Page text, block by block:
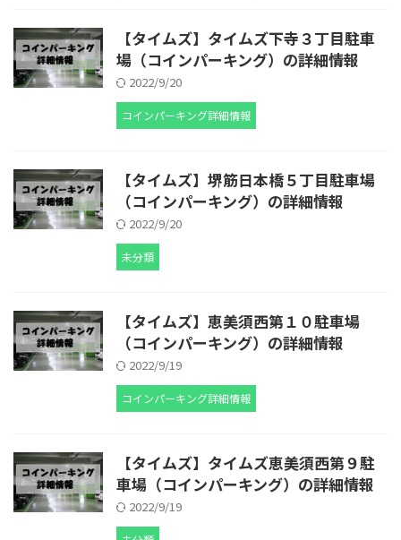
【タイムズ】タイムズ下寺３丁目駐車
場（コインパーキング）の詳細情報
2022/9/20
コインパーキング詳細情報
【タイムズ】堺筋日本橋５丁目駐車場
（コインパーキング）の詳細情報
2022/9/20
未分類
【タイムズ】恵美須西第１０駐車場
（コインパーキング）の詳細情報
2022/9/19
コインパーキング詳細情報
【タイムズ】タイムズ恵美須西第９駐
車場（コインパーキング）の詳細情報
2022/9/19